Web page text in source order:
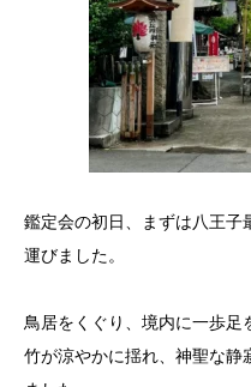
鑑定会の初日、まずは八王子
運びました。
鳥居をくぐり、境内に一歩足
竹が涼やかに揺れ、神聖な静